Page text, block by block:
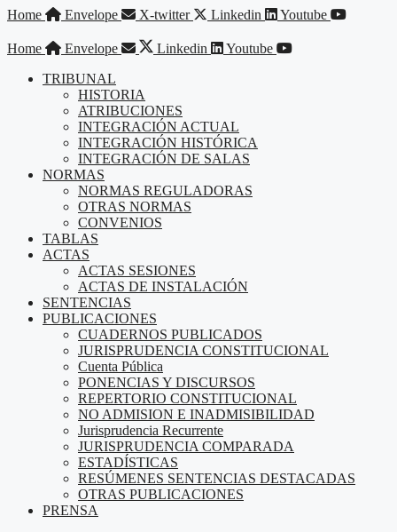
Saltar
contenido
Home Envelope X-twitter Linkedin Youtube
Home Envelope Linkedin
Youtube
TRIBUNAL
HISTORIA
ATRIBUCIONES
INTEGRACIÓN ACTUAL
INTEGRACIÓN HISTÓRICA
INTEGRACIÓN DE SALAS
NORMAS
NORMAS REGULADORAS
OTRAS NORMAS
CONVENIOS
TABLAS
ACTAS
ACTAS SESIONES
ACTAS DE INSTALACIÓN
SENTENCIAS
PUBLICACIONES
CUADERNOS PUBLICADOS
JURISPRUDENCIA CONSTITUCIONAL
Cuenta Pública
PONENCIAS Y DISCURSOS
REPERTORIO CONSTITUCIONAL
NO ADMISION E INADMISIBILIDAD
Jurisprudencia Recurrente
JURISPRUDENCIA COMPARADA
ESTADÍSTICAS
RESÚMENES SENTENCIAS DESTACADAS
OTRAS PUBLICACIONES
PRENSA